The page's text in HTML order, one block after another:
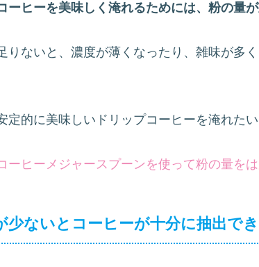
りないと、濃度が薄くなったり、雑味が多